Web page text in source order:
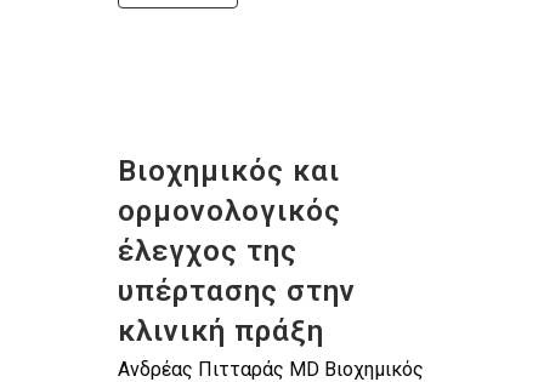
Βιοχημικός και
ορμονολογικός
έλεγχος της
υπέρτασης στην
κλινική πράξη
Ανδρέας Πιτταράς MD Βιοχημικός